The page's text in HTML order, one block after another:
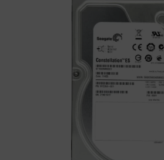
Խոհանոցի համար
Գեղեցկություն և խնամք
Ավտոմեքենաների
Սանկերամիկա